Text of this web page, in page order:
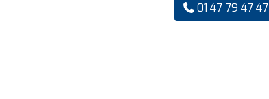
01 47 79 47 47